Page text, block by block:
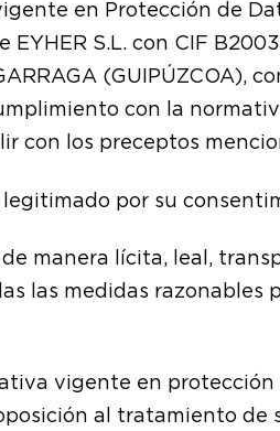
en Protección de
S.L. con CIF
con la
con los preceptos
por su
manera lícita, leal,
las medidas
vigente en
al tratamiento de